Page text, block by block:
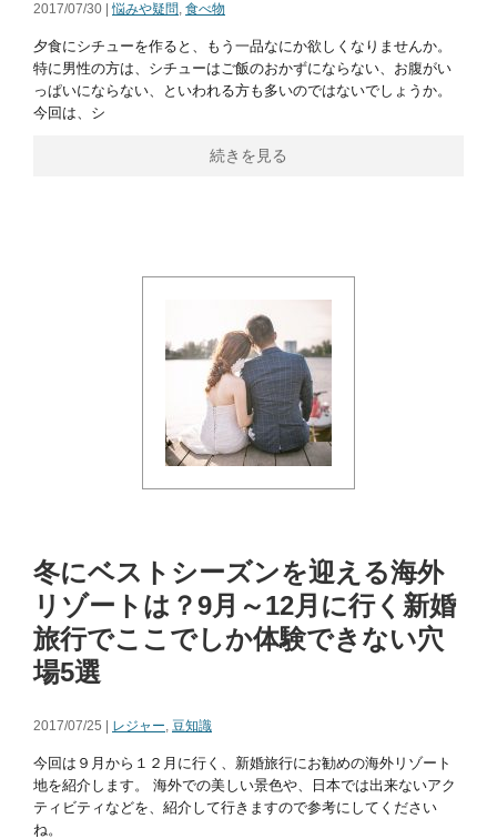
2017/07/30 |悩みや疑問, 食べ物
夕食にシチューを作ると、もう一品なにか欲しくなりませんか。
特に男性の方は、シチューはご飯のおかずにならない、お腹がい
っぱいにならない、といわれる方も多いのではないでしょうか。
今回は、シ
続きを見る
冬にベストシーズンを迎える海外
リゾートは？9月～12月に行く新婚
旅行でここでしか体験できない穴
場5選
2017/07/25 | レジャー, 豆知識
今回は９月から１２月に行く、新婚旅行にお勧めの海外リゾート
地を紹介します。 海外での美しい景色や、日本では出来ないアク
ティビティなどを、紹介して行きますので参考にしてください
ね。